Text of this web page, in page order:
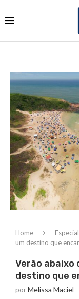
Home Especial
um destino que
Verão abaixo
destino que
porMelissa Maciel